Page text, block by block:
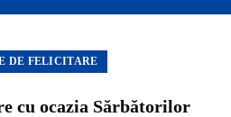
DE FELICITARE
cu ocazia Sărbătorilor